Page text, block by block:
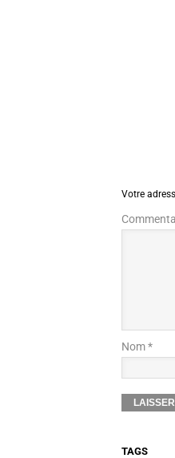
Votre
Nom *
TAGS